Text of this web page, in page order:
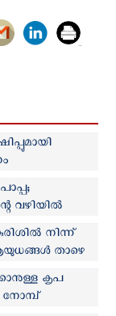
വഴിയില്‍
നിന്ന്
താഴെ
പാപ്പ
കൃപ
നോമ്പ്